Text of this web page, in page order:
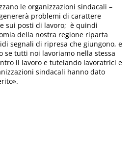
le organizzazioni sindacali –
problemi di carattere
sui posti di lavoro; è quindi
della nostra regione riparta
segnali di ripresa che giungono, e
se tutti noi lavoriamo nella stessa
il lavoro e tutelando lavoratrici e
sindacali hanno dato